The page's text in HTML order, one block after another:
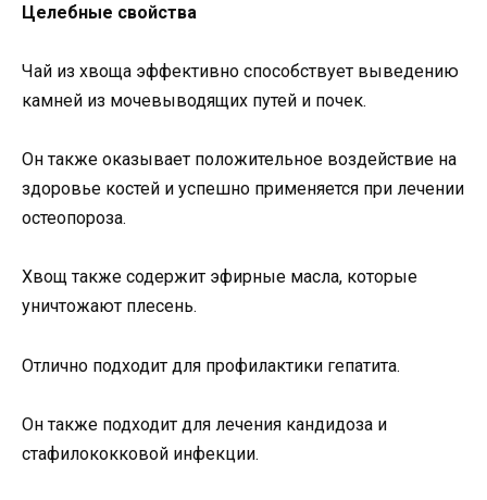
Целебные свойства
Чай из хвоща эффективно способствует выведению
камней из мочевыводящих путей и почек.
Он также оказывает положительное воздействие на
здоровье костей и успешно применяется при лечении
остеопороза.
Хвощ также содержит эфирные масла, которые
уничтожают плесень.
Отлично подходит для профилактики гепатита.
Он также подходит для лечения кандидоза и
стафилококковой инфекции.